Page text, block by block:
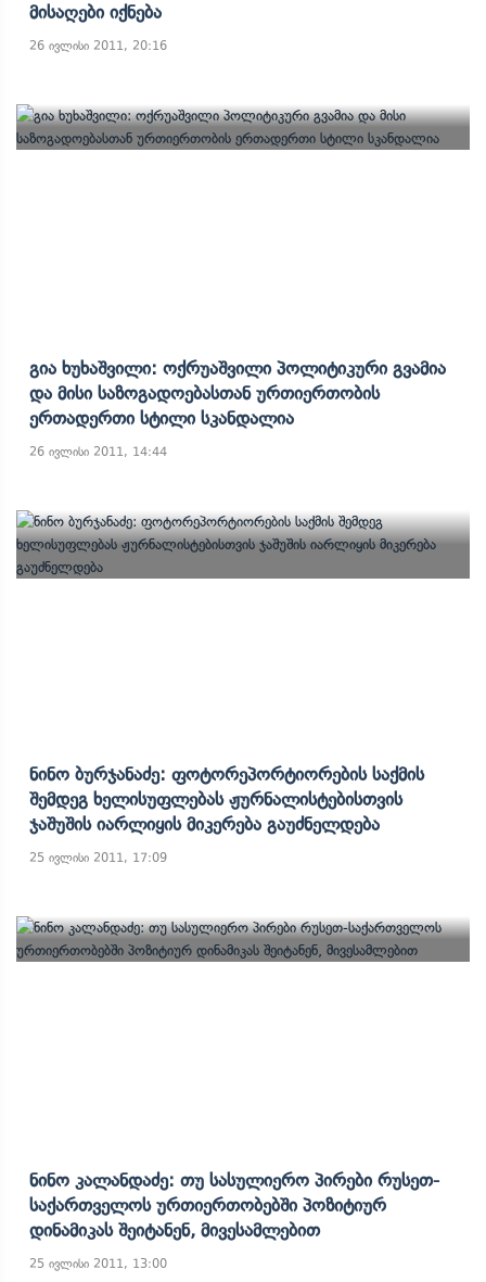
Მისაღები Იქნება
26 ივლისი 2011, 20:16
Გია Ხუხაშვილი: Ოქრუაშვილი Პოლიტიკური Გვამია
Და Მისი Საზოგადოებასთან Ურთიერთობის
Ერთადერთი Სტილი Სკანდალია
26 ივლისი 2011, 14:44
Ნინო Ბურჯანაძე: Ფოტორეპორტიორების Საქმის
Შემდეგ Ხელისუფლებას Ჟურნალისტებისთვის
Ჯაშუშის Იარლიყის Მიკერება Გაუძნელდება
25 ივლისი 2011, 17:09
Ნინო Კალანდაძე: Თუ Სასულიერო Პირები Რუსეთ-
Საქართველოს Ურთიერთობებში Პოზიტიურ
Დინამიკას Შეიტანენ, Მივესამლებით
25 ივლისი 2011, 13:00